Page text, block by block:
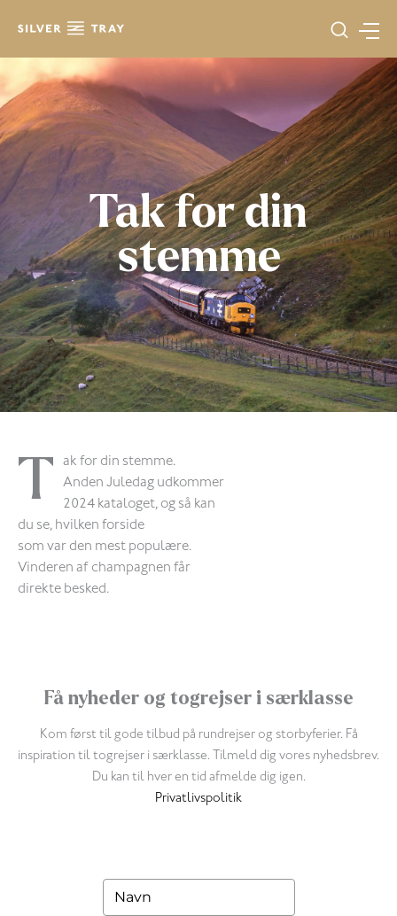
Tak for din
stemme
T
ak for din stemme.
Anden Juledag udkommer
2024 kataloget, og så kan
du se, hvilken forside
som var den mest populære.
Vinderen af champagnen får
direkte besked.
Få nyheder og togrejser i særklasse
Kom først til gode tilbud på rundrejser og storbyferier. Få
inspiration til togrejser i særklasse. Tilmeld dig vores nyhedsbrev.
Du kan til hver en tid afmelde dig igen.
Privatlivspolitik